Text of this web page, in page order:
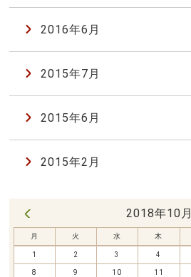
2016年6月
2015年7月
2015年6月
2015年2月
2018年10月
月 火 水 木
1 2 3 4
8 9 10 11